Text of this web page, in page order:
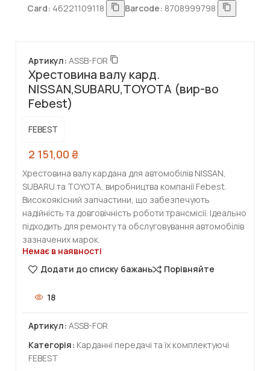
Card: 46221109118 Barcode: 8708999798
Хрестовина валу кард.
NISSAN,SUBARU,TOYOTA (вир-во
Febest)
Артикул: ASSB-FOR
FEBEST
2 151,00 ₴
Хрестовина валу кардана для автомобілів NISSAN,
SUBARU та TOYOTA, виробництва компанії Febest.
Високоякісний запчастини, що забезпечують
надійність та довговічність роботи трансмісії. Ідеально
підходить для ремонту та обслуговування автомобілів
зазначених марок.
Немає в наявності
Додати до списку бажань
Порівняйте
18
Артикул: ASSB-FOR
Категорія: Карданні передачі та їх комплектуючі
FEBEST